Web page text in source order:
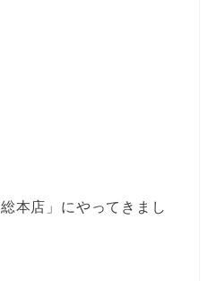
本店」にやってきまし